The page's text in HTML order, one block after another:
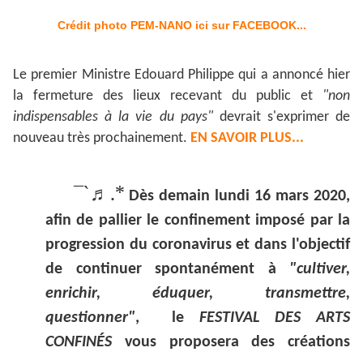
Crédit photo PEM-NANO ici sur FACEBOOK...
Le premier Ministre Edouard Philippe qui a annoncé hier
la fermeture des lieux recevant du public et
"non
indispensables à la vie du pays" devrait s'exprimer de
nouveau très prochainement. EN SAVOIR PLUS...
`♬ .* Dès demain lundi 16 mars 2020,
afin de pallier le confinement imposé par la
progression du coronavirus et dans l'objectif
de continuer spontanément à "cultiver,
enrichir, éduquer, transmettre,
questionner", le FESTIVAL DES ARTS
CONFINÉSvous proposera des créations